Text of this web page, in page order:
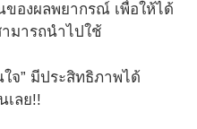
องผลพยากรณ์ เพื่อให้ได้
มารถนำไปใช้
จ” มีประสิทธิภาพได้
เลย!!